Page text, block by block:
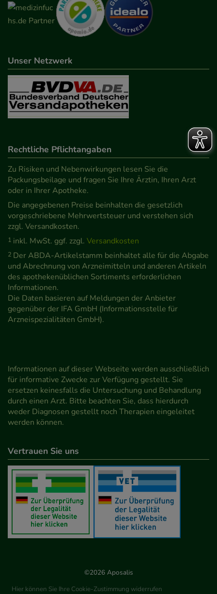
Unser Netzwerk
Rechtliche Pflichtangaben
Zu Risiken und Nebenwirkungen lesen Sie die
Packungsbeilage und fragen Sie Ihre Ärztin, Ihren Arzt
oder in Ihrer Apotheke.
Die angegebenen Preise beinhalten die gesetzlich
vorgeschriebene Mehrwertsteuer und verstehen sich
zzgl. Versandkosten.
1 inkl. MwSt. ggf. zzgl. Versandkosten
2 Der ABDA-Artikelstamm beinhaltet alle für die Abgabe
und Abrechnung von Arzneimitteln und anderen Artikeln
des apothekenüblichen Sortiments erforderlichen
Informationen.
Die Daten basieren auf Meldungen der Anbieter
gegenüber der IFA GmbH (Informationsstelle für
Arzneispezialitäten GmbH).
Informationen auf dieser Webseite werden ausschließlich
für informative Zwecke zur Verfügung gestellt. Sie
ersetzen keinesfalls die Untersuchung und Behandlung
durch einen Arzt. Bitte beachten Sie, dass hierdurch
weder Diagnosen gestellt noch Therapien eingeleitet
werden können.
Vertrauen Sie uns
©2026 Aposalis
Hier können Sie Ihre Cookie-Zustimmung widerrufen